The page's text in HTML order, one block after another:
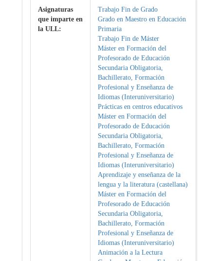
Asignaturas
que imparte en
la ULL:
Trabajo Fin de Grado
Grado en Maestro en Educación
Primaria
Trabajo Fin de Máster
Máster en Formación del
Profesorado de Educación
Secundaria Obligatoria,
Bachillerato, Formación
Profesional y Enseñanza de
Idiomas (Interuniversitario)
Prácticas en centros educativos
Máster en Formación del
Profesorado de Educación
Secundaria Obligatoria,
Bachillerato, Formación
Profesional y Enseñanza de
Idiomas (Interuniversitario)
Aprendizaje y enseñanza de la
lengua y la literatura (castellana)
Máster en Formación del
Profesorado de Educación
Secundaria Obligatoria,
Bachillerato, Formación
Profesional y Enseñanza de
Idiomas (Interuniversitario)
Animación a la Lectura